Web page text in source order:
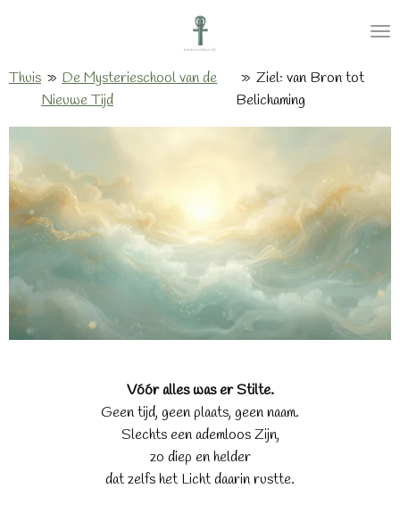
de
hoofdinhoud
Thuis » De Mysterieschool van de
Nieuwe Tijd
» Ziel: van Bron tot
Belichaming
Vóór alles was er Stilte.
Geen tijd, geen plaats, geen naam.
Slechts een ademloos Zijn,
zo diep en helder
dat zelfs het Licht daarin rustte.